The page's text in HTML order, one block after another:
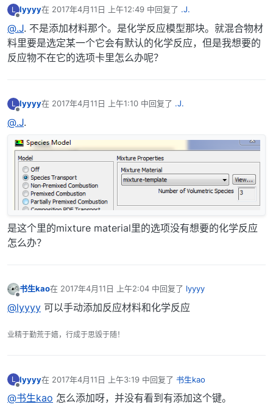
L lyyyy在 2017年4月11日 上午12:49 中回复了 .J.
最后由 编辑
@.J. 不是添加材料那个。是化学反应模型那块。就混合物材
料里要是选定某一个它会有默认的化学反应，但是我想要的
反应物不在它的选项卡里怎么办呢？
L lyyyy在 2017年4月11日 上午1:10 中回复了 .J.
最后由 编辑
@.J.
是这个里的mixture material里的选项没有想要的化学反应
怎么办？
书生kao在 2017年4月11日 上午2:04 中回复了 lyyyy
最后由 编辑
@lyyyy 可以手动添加反应材料和化学反应
业精于勤荒于嬉，行成于思毁于随！
L lyyyy在 2017年4月11日 上午3:19 中回复了 书生kao
最后由 编辑
@书生kao 怎么添加呀，并没有看到有添加这个键。